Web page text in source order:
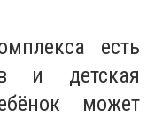
есть
и детская
может